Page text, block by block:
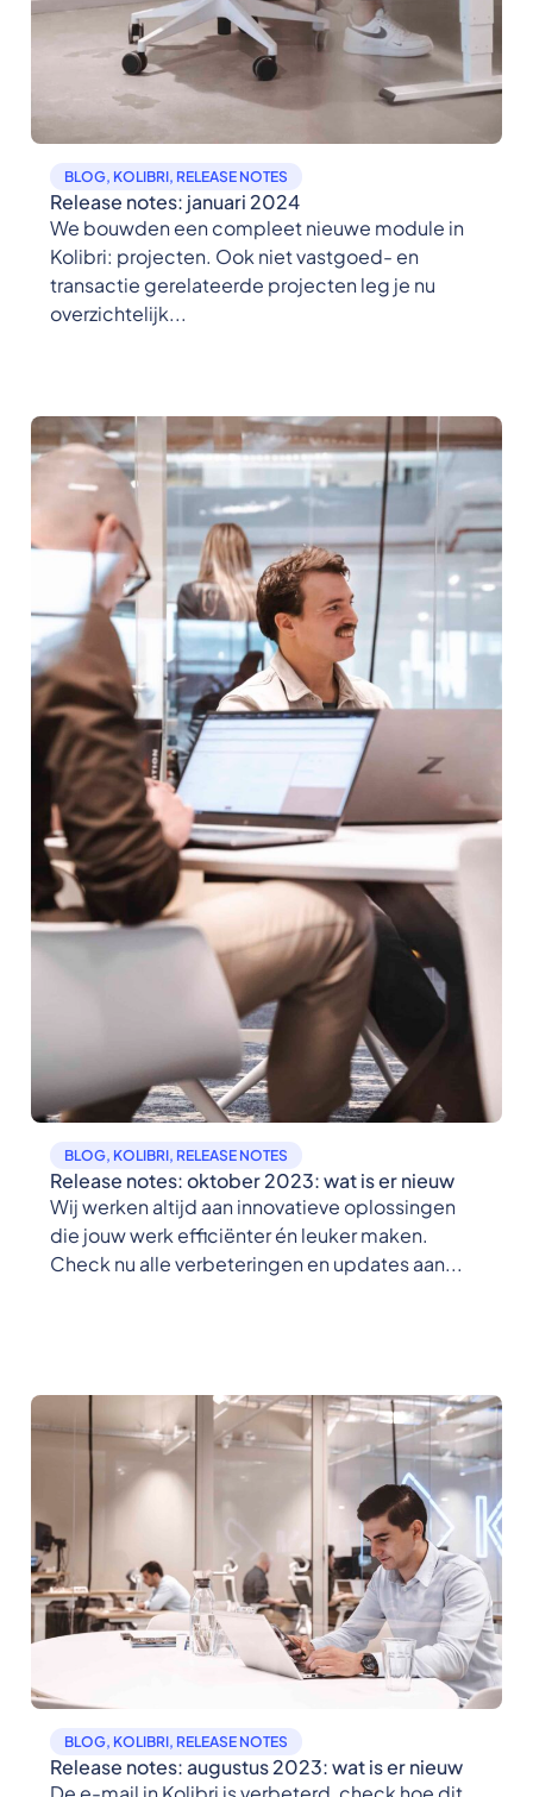
BLOG, KOLIBRI, RELEASE NOTES
Release notes: januari 2024
We bouwden een compleet nieuwe module in
Kolibri: projecten. Ook niet vastgoed- en
transactie gerelateerde projecten leg je nu
overzichtelijk...
BLOG, KOLIBRI, RELEASE NOTES
Release notes: oktober 2023: wat is er nieuw
Wij werken altijd aan innovatieve oplossingen
die jouw werk efficiënter én leuker maken.
Check nu alle verbeteringen en updates aan...
BLOG, KOLIBRI, RELEASE NOTES
Release notes: augustus 2023: wat is er nieuw